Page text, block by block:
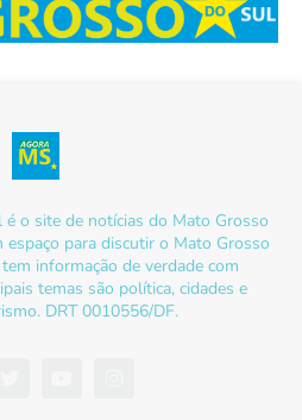
o site de notícias do Mato Grosso
para discutir o Mato Grosso
informação de verdade com
temas são política, cidades e
DRT 0010556/DF.